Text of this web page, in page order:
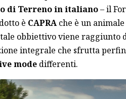
di Terreno in italiano– il
è CAPRAche è un
obbiettivo viene raggiunto
integrale che sfrutta
modedifferenti.